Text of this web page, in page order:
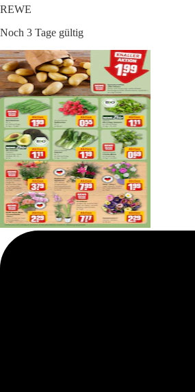
REWE
Noch 3 Tage gültig